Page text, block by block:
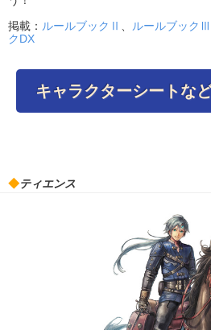
掲載： ルールブックⅡ ルールブック
クDX
キャラクターシートな
◆ティエンス